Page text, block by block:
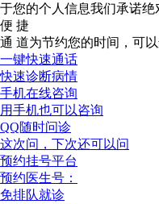
于您的个人信息我们承诺
便 捷
通 道为节约您的时间，可
一键快速通话
快速诊断病情
手机在线咨询
用手机也可以咨询
QQ随时问诊
这次问，下次还可以问
预约挂号平台
预约医生号：
免排队就诊